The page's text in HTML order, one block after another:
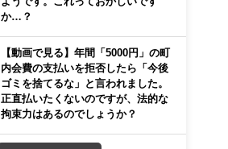
か…？
【動画で見る】年間「5000円」の町
内会費の支払いを拒否したら「今後
ゴミを捨てるな」と言われました。
正直払いたくないのですが、法的な
拘束力はあるのでしょうか？